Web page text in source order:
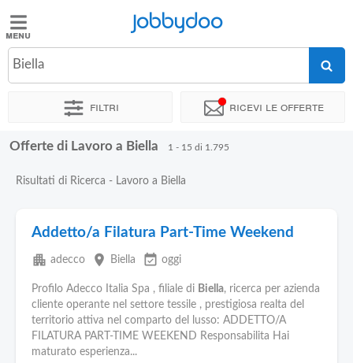
Jobbydoo
Offerte
Stipendi
Blog
Pubblica
Jobbydoo
Biella
Filtri Ricevi le offerte
Offerte di Lavoro a Biella 1 - 15 di 1.795
Risultati di Ricerca - Lavoro a Biella
Addetto/a Filatura Part-Time Weekend
apartment adecco place Biella event_available oggi
Profilo Adecco Italia Spa , filiale di Biella, ricerca per azienda
cliente operante nel settore tessile , prestigiosa realta del
territorio attiva nel comparto del lusso: ADDETTO/A
FILATURA PART-TIME WEEKEND Responsabilita Hai
maturato esperienza...